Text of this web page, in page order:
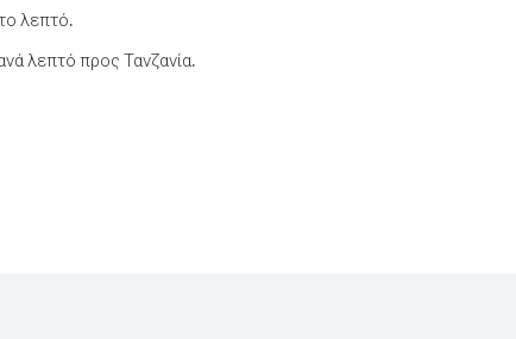
λεπτό.
λεπτό προς Τανζανία.